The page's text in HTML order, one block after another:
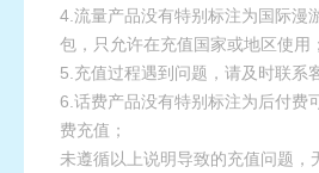
4.流量产品没有特别标注为国际漫
包，只允许在充值国家或地区使用；
5.充值过程遇到问题，请及时联系
6.话费产品没有特别标注为后付费
费充值；
未遵循以上说明导致的充值问题，